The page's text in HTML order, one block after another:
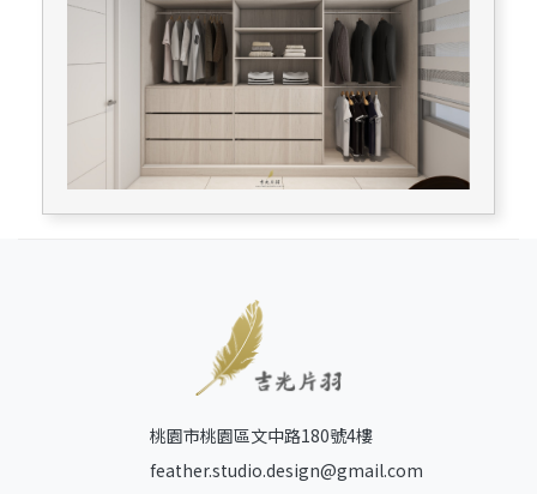
桃園市桃園區文中路180號4樓
feather.studio.design@gmail.com